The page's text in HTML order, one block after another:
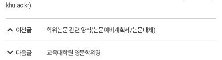
khu.ac.kr)
이전글 학위논문 관련 양식(논문예비계획서/논문대체)
다음글 교육대학원 영문학위명